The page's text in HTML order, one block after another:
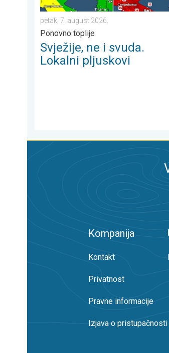
petak, 7. august 2026.
Ponovno toplije
Svježije, ne i svuda.
Lokalni pljuskovi
Kompanija
Kontakt
Privatnost
Pravne informacije
Izjava o pristupačnosti